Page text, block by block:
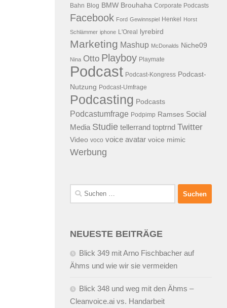
Bahn Blog BMW Brouhaha Corporate Podcasts
Facebook Ford Gewinnspiel Henkel Horst
Schlämmer iphone L'Oreal lyrebird
Marketing Mashup McDonalds Niche09
Nina Otto Playboy Playmate
Podcast Podcast-Kongress Podcast-
Nutzung Podcast-Umfrage
Podcasting Podcasts
Podcastumfrage Podpimp Ramses Social
Media Studie tellerrand toptrnd Twitter
Video voco voice avatar voice mimic
Werbung
Suchen
nach:
NEUESTE BEITRÄGE
Blick 349 mit Arno Fischbacher auf
Ähms und wie wir sie vermeiden
Blick 348 und weg mit den Ähms –
Cleanvoice.ai vs. Handarbeit